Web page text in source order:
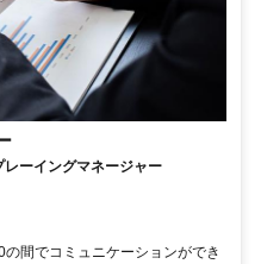
ーイングマネージャー
間でコミュニケーションができ